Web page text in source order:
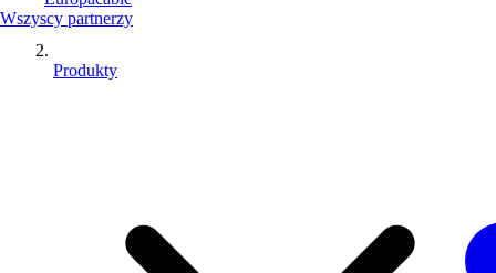
Wszyscy partnerzy
Produkty